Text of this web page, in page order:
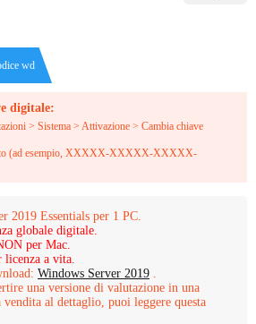
wd
digitale:
> Sistema > Attivazione > Cambia chiave
(ad esempio, XXXXX-XXXXX-XXXXX-
2019 Essentials per 1 PC.
globale digitale.
per Mac.
licenza a vita.
Windows Server 2019 .
una versione di valutazione in una
al dettaglio, puoi leggere questa